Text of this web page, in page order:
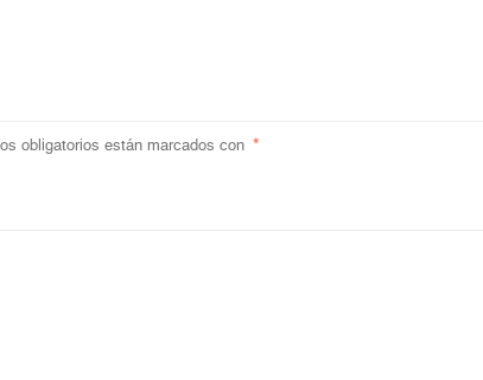
obligatorios están marcados con *